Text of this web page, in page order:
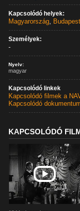
Kapcsolódó helyek:
Magyarország, Budapest
Személyek:
-
Nyelv:
magyar
Kapcsolódó linkek
Kapcsolódó filmek a
Kapcsolódó
KAPCSOLÓDÓ